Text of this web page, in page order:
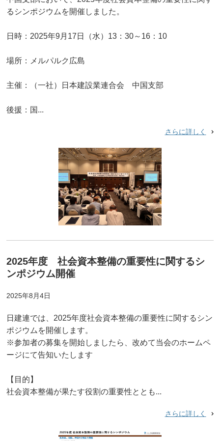
るシンポジウムを開催しました。
日時：2025年9月17日（水）13：30～16：10
場所：メルパルク広島
主催：（一社）日本建設業連合会 中国支部
後援：国...
さらに詳しく
2025年度 社会資本整備の重要性に関するシ
ンポジウム開催
2025年8月4日
日建連では、2025年度社会資本整備の重要性に関するシン
ポジウムを開催します。
※参加者の募集を開始しましたら、改めて当会のホームペ
ージにて告知いたします
【目的】
社会資本整備が果たす役割の重要性ととも...
さらに詳しく